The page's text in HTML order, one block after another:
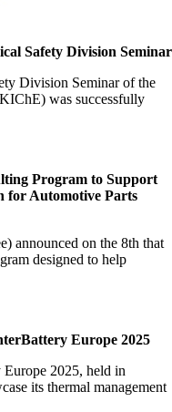
Safety Division Seminar
Division Seminar of the
was successfully
Program to Support
for Automotive Parts
announced on the 8th that
designed to help
Europe 2025
2025, held in
its thermal management